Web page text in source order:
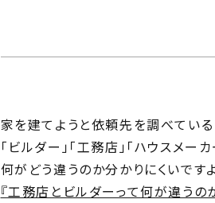
住まい夢
家を建てようと依頼先を調べている
「ビルダー」「工務店」「ハウスメー
何がどう違うのか分かりにくいです
『工務店とビルダーって何が違うのか